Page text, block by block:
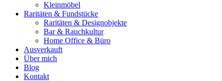
Kleinmöbel
Raritäten & Fundstücke
Raritäten & Designobjekte
Bar & Rauchkultur
Home Office & Büro
Ausverkauft
Über mich
Blog
Kontakt